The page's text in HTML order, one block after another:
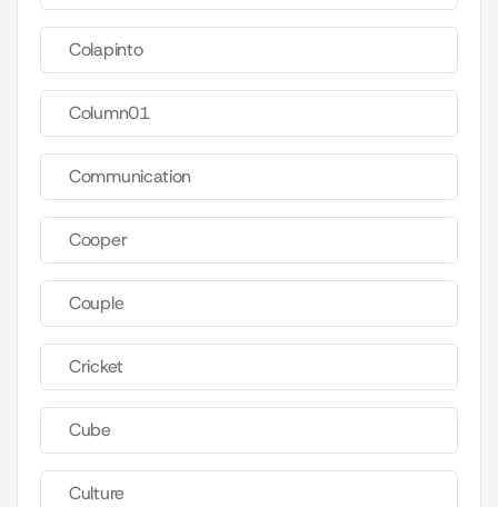
Colapinto
Column01
Communication
Cooper
Couple
Cricket
Cube
Culture